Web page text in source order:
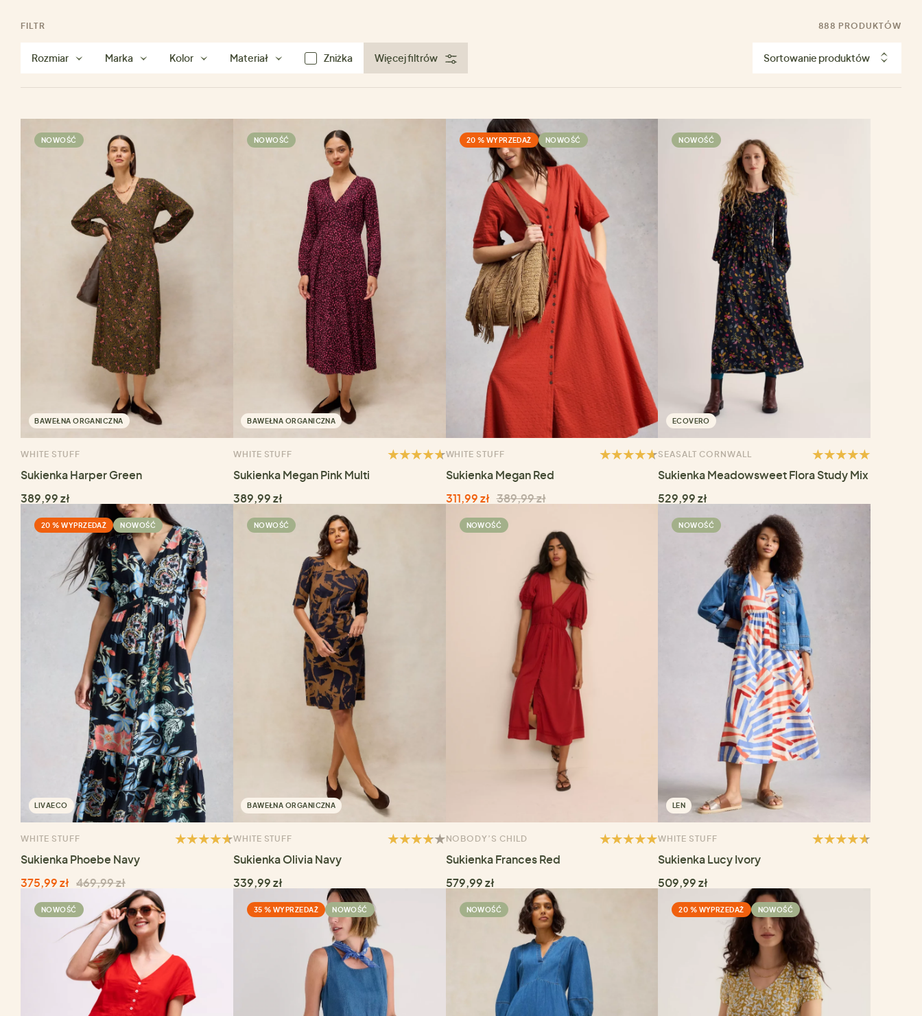
FILTR
Rozmiar Marka Kolor Materiał Zniżka Więcej filtrów
888 PRODUKTÓW
Sortowanie produktów
NOWOŚĆ
BAWEŁNA ORGANICZNA
WHITE STUFF
Sukienka Harper Green
389,99 zł
NOWOŚĆ
BAWEŁNA ORGANICZNA
WHITE STUFF
Sukienka Megan Pink Multi
389,99 zł
20 % WYPRZEDAŻ NOWOŚĆ
WHITE STUFF
Sukienka Megan Red
311,99 zł 389,99 zł
NOWOŚĆ
ECOVERO
SEASALT CORNWALL
Sukienka Meadowsweet Flora Study Mix
529,99 zł
20 % WYPRZEDAŻ NOWOŚĆ
LIVAECO
WHITE STUFF
Sukienka Phoebe Navy
375,99 zł 469,99 zł
NOWOŚĆ
BAWEŁNA ORGANICZNA
WHITE STUFF
Sukienka Olivia Navy
339,99 zł
NOWOŚĆ
NOBODY’S CHILD
Sukienka Frances Red
579,99 zł
NOWOŚĆ
LEN
WHITE STUFF
Sukienka Lucy Ivory
509,99 zł
NOWOŚĆ 35 % WYPRZEDAŻ NOWOŚĆ NOWOŚĆ 20 % WYPRZEDAŻ NOWOŚĆ